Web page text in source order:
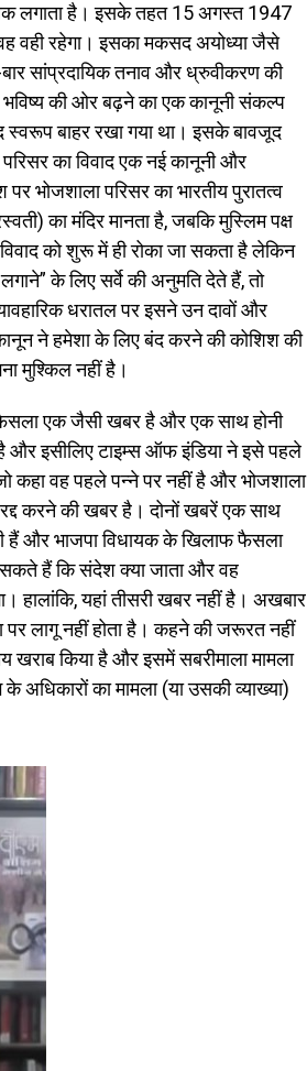
लगाता है। इसके तहत 15 अगस्त 1947
वह वही रहेगा। इसका मकसद अयोध्या जैसे
बार सांप्रदायिक तनाव और ध्रुवीकरण की
की ओर बढ़ने का एक कानूनी संकल्प
स्वरूप बाहर रखा गया था। इसके बावजूद
का विवाद एक नई कानूनी और
भोजशाला परिसर का भारतीय पुरातत्व
का मंदिर मानता है, जबकि मुस्लिम पक्ष
को शुरू में ही रोका जा सकता है लेकिन
के लिए सर्वे की अनुमति देते हैं, तो
धरातल पर इसने उन दावों और
ने हमेशा के लिए बंद करने की कोशिश की
मुश्किल नहीं है।
एक जैसी खबर है और एक साथ होनी
और इसीलिए टाइम्स ऑफ इंडिया ने इसे पहले
कहा वह पहले पन्ने पर नहीं है और भोजशाला
करने की खबर है। दोनों खबरें एक साथ
हैं और भाजपा विधायक के खिलाफ फैसला
सकते हैं कि संदेश क्या जाता और वह
हालांकि, यहां तीसरी खबर नहीं है। अखबार
लागू नहीं होता है। कहने की जरूरत नहीं
किया है और इसमें सबरीमाला मामला
का मामला (या उसकी व्याख्या)